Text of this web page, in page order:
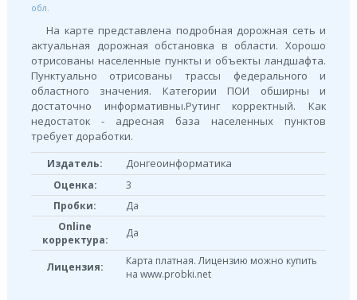
обл.
На карте представлена подробная дорожная сеть и
актуальная дорожная обстановка в области. Хорошо
отрисованы населенные пункты и объекты ландшафта.
Пунктуально отрисованы трассы федерального и
областного значения. Категории ПОИ обширны и
достаточно информативны.Рутинг корректный. Как
недостаток - адресная база населенных пунктов
требует доработки.
Издатель: Донгеоинформатика
Оценка:
3
Пробки:
Да
Online
корректура:
Да
Лицензия:
Карта платная. Лицензию можно купить
на www.probki.net